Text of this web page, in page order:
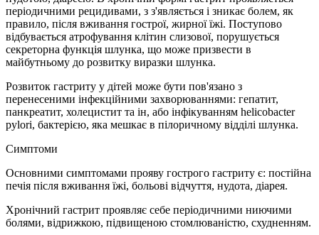
періодичними рецидивами, з з'являється і зникає болем, як
правило, після вживання гострої, жирної їжі. Поступово
відбувається атрофування клітин слизової, порушується
секреторна функція шлунка, що може призвести в
майбутньому до розвитку виразки шлунка.
Розвиток гастриту у дітей може бути пов'язано з
перенесеними інфекційними захворюваннями: гепатит,
панкреатит, холецистит та ін, або інфікуванням helicobacter
pylori, бактерією, яка мешкає в пілоричному відділі шлунка.
Симптоми
Основними симптомами прояву гострого гастриту є: постійна
печія після вживання їжі, больові відчуття, нудота, діарея.
Хронічний гастрит проявляє себе періодичними ниючими
болями, відрижкою, підвищеною стомлюваністю, схудненням.